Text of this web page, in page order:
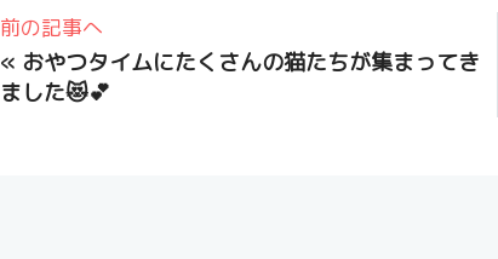
前の記事へ
« おやつタイムにたくさんの猫たちが集まってき
ました😻💕